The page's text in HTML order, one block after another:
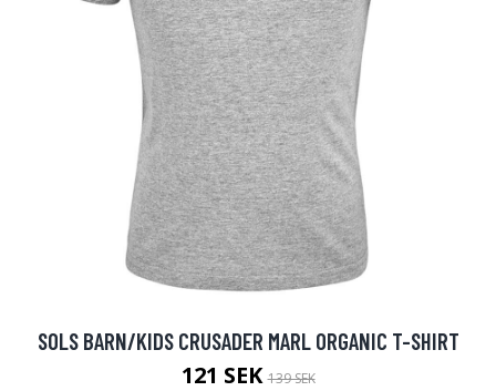
SOLS BARN/KIDS CRUSADER MARL ORGANIC T-SHIRT
121 SEK139 SEK